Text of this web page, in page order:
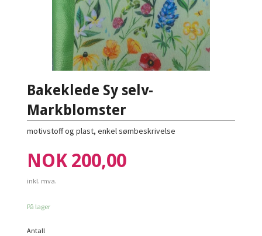
Bakeklede Sy selv-
Markblomster
motivstoff og plast, enkel sømbeskrivelse
Pris
NOK 200,00
inkl. mva.
På lager
Antall